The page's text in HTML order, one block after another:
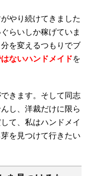
やり続けてきました
らいしか稼げていま
を変えるつもりでブ
ないハンドメイドを
きます。そして同志
し、洋裁だけに限ら
て、私はハンドメイ
を見つけて行きたい